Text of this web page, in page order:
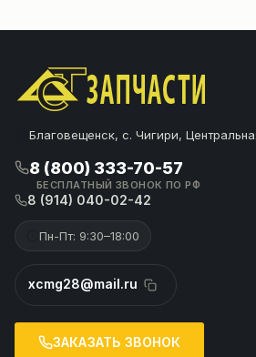
Благовещенск, с. Чигири,
8 (800) 333-70-57
БЕСПЛАТНЫЙ ЗВОНОК ПО РФ
8 (914) 040-02-42
Пн-Пт: 9:30–18:00
xcmg28@mail.ru
ЗАКАЗАТЬ ЗВОНОК